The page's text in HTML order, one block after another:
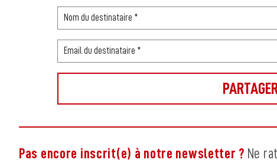
Pas encore inscrit(e) à notre newsletter ? Ne